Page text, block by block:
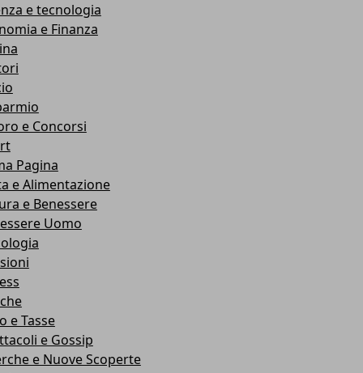
e tecnologia
e Finanza
e Concorsi
Pagina
e Alimentazione
e Benessere
Uomo
e Tasse
e Gossip
e Nuove Scoperte